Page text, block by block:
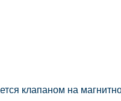
клапаном на